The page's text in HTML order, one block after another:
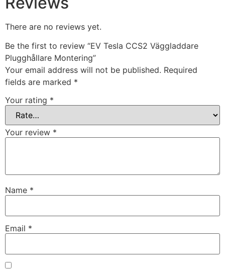
There are no reviews yet.
Be the first to review “EV Tesla CCS2 Väggladdare
Plugghållare Montering”
Your email address will not be published. Required
fields are marked *
Your rating *
Your review *
Name *
Email *